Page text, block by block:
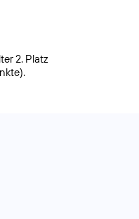
2. Platz